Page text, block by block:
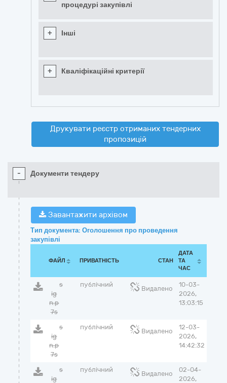
процедурі закупівлі
+ Інші
+ Кваліфікаційні критерії
Друкувати реєстр отриманих тендерних
пропозицій
- Документи тендеру
Завантажити архівом
Тип документа: Оголошення про проведення
закупівлі
ФАЙЛ ПРИВАТНІСТЬ СТАН
ДАТА
ТА
ЧАС
s
ig
n.p
7s
публічний
Видалено
10-03-
2026,
13:03:15
s
ig
n.p
7s
публічний
Видалено
12-03-
2026,
14:42:32
s
ig
публічний
Видалено
02-04-
2026,